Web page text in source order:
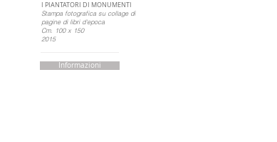
I PIANTATORI DI MONUMENTI
Stampa fotografica su collage di
pagine di libri d'epoca
Cm. 100 x 150
2015
Informazioni